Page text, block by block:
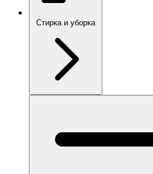
Стирка и уборка